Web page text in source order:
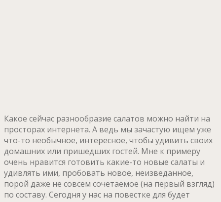
Какое сейчас разнообразие салатов можно найти на
просторах интернета. А ведь мы зачастую ищем уже
что-то необычное, интересное, чтобы удивить своих
домашних или пришедших гостей. Мне к примеру
очень нравится готовить какие-то новые салаты и
удивлять ими, пробовать новое, неизведанное,
порой даже не совсем сочетаемое (на первый взгляд)
по составу. Сегодня у нас на повестке для будет